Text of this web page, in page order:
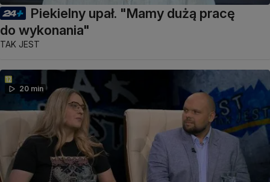
Piekielny upał. "Mamy dużą pracę
do wykonania"
TAK JEST
20 min